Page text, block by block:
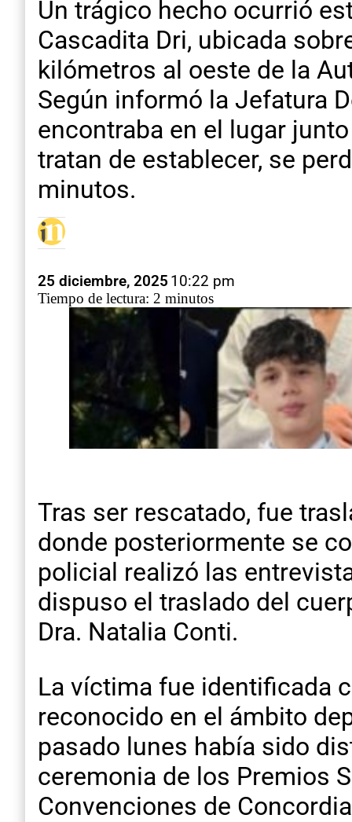
Un trágico hecho ocurrió
Cascadita Dri, ubicada
kilómetros al oeste de la
Según informó la Jefatura
encontraba en el lugar
tratan de establecer, se
minutos.
25 diciembre, 2025 10:22 pm
Tiempo de lectura: 2 minutos
Tras ser rescatado, fue
donde posteriormente se
policial realizó las
dispuso el traslado del
Dra. Natalia Conti.
La víctima fue identificada
reconocido en el ámbito
pasado lunes había sido
ceremonia de los Premios
Convenciones de